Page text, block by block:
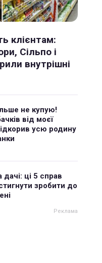
клієнтам:
Сільпо і
внутрішні
не купую!
від моєї
усю родину
ці 5 справ
зробити до